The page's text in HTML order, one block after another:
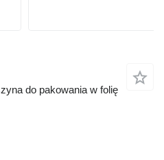
do pakowania w folię